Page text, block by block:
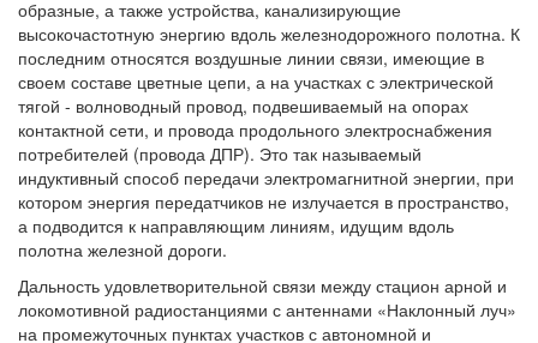
образные, а также устройства, канализирующие
высокочастотную энергию вдоль железнодорожного полотна. К
последним относятся воздушные линии связи, имеющие в
своем составе цветные цепи, а на участках с электрической
тягой - волноводный провод, подвешиваемый на опорах
контактной сети, и провода продольного электроснабжения
потребителей (провода ДПР). Это так называемый
индуктивный способ передачи электромагнитной энергии, при
котором энергия передатчиков не излучается в пространство,
а подводится к направляющим линиям, идущим вдоль
полотна железной дороги.
Дальность удовлетворительной связи между стацион арной и
локомотивной радиостанциями с антеннами «Наклонный луч»
на промежуточных пунктах участков с автономной и